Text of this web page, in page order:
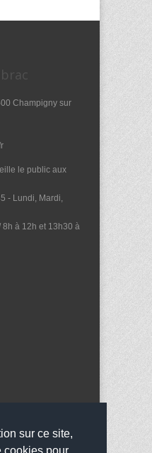
sur ce site,
cookies pour
Champigny sur
le public aux
- Lundi, Mardi,
à 12h et 13h30 à